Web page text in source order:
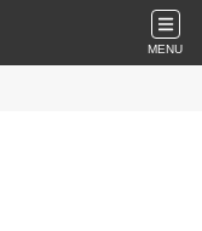
MENU